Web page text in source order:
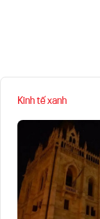
Kinh tế xanh